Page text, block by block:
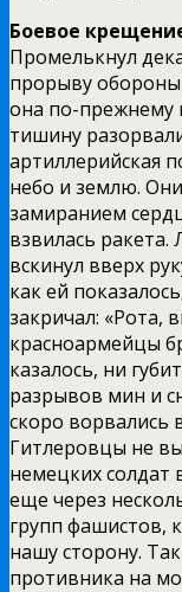
Боевое
Промелькнул
прорыву обороны
она по-прежнему
тишину
артиллерийская
небо и землю.
замиранием
взвилась
вскинул вверх
как ей
закричал: «Рота,
красноармейцы
казалось, ни
разрывов мин и
скоро
Гитлеровцы не
немецких солдат
еще через
групп фашистов,
нашу сторону.
противника на